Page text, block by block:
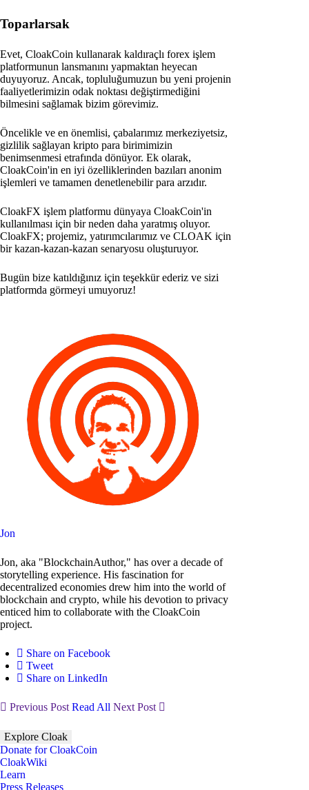
Toparlarsak
Evet, CloakCoin kullanarak kaldıraçlı forex işlem
platformunun lansmanını yapmaktan heyecan
duyuyoruz. Ancak, topluluğumuzun bu yeni projenin
faaliyetlerimizin odak noktası değiştirmediğini
bilmesini sağlamak bizim görevimiz.
Öncelikle ve en önemlisi, çabalarımız merkeziyetsiz,
gizlilik sağlayan kripto para birimimizin
benimsenmesi etrafında dönüyor. Ek olarak,
CloakCoin'in en iyi özelliklerinden bazıları anonim
işlemleri ve tamamen denetlenebilir para arzıdır.
CloakFX işlem platformu dünyaya CloakCoin'in
kullanılması için bir neden daha yaratmış oluyor.
CloakFX; projemiz, yatırımcılarımız ve CLOAK için
bir kazan-kazan-kazan senaryosu oluşturuyor.
Bugün bize katıldığınız için teşekkür ederiz ve sizi
platformda görmeyi umuyoruz!
Jon
Jon, aka "BlockchainAuthor," has over a decade of
storytelling experience. His fascination for
decentralized economies drew him into the world of
blockchain and crypto, while his devotion to privacy
enticed him to collaborate with the CloakCoin
project.
Share on Facebook
Tweet
Share on LinkedIn
Previous Post Read All Next Post
Explore Cloak
Donate for CloakCoin
CloakWiki
Learn
Press Releases